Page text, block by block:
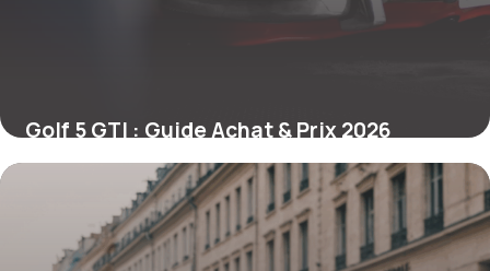
Golf 5 GTI : Guide Achat & Prix 2026
19 mai 2026